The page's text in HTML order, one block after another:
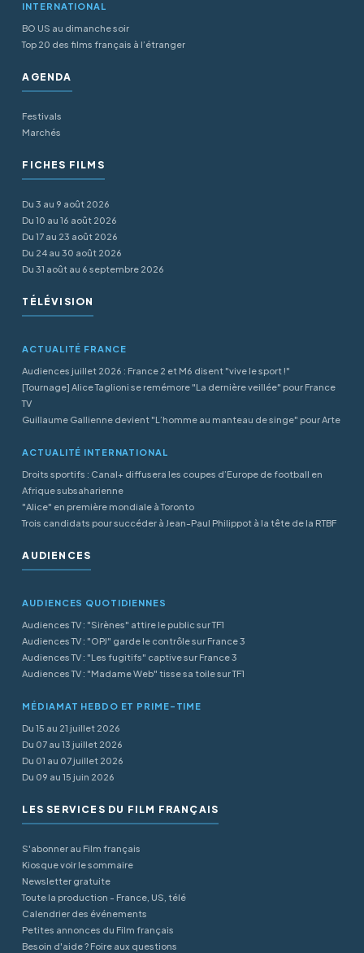
INTERNATIONAL
BO US au dimanche soir
Top 20 des films français à l’étranger
AGENDA
Festivals
Marchés
FICHES FILMS
Du 3 au 9 août 2026
Du 10 au 16 août 2026
Du 17 au 23 août 2026
Du 24 au 30 août 2026
Du 31 août au 6 septembre 2026
TÉLÉVISION
ACTUALITÉ FRANCE
Audiences juillet 2026 : France 2 et M6 disent "vive le sport !"
[Tournage] Alice Taglioni se remémore "La dernière veillée" pour France
TV
Guillaume Gallienne devient "L’homme au manteau de singe" pour Arte
ACTUALITÉ INTERNATIONAL
Droits sportifs : Canal+ diffusera les coupes d’Europe de football en
Afrique subsaharienne
"Alice" en première mondiale à Toronto
Trois candidats pour succéder à Jean-Paul Philippot à la tête de la RTBF
AUDIENCES
AUDIENCES QUOTIDIENNES
Audiences TV : "Sirènes" attire le public sur TF1
Audiences TV : "OPJ" garde le contrôle sur France 3
Audiences TV : "Les fugitifs" captive sur France 3
Audiences TV : "Madame Web" tisse sa toile sur TF1
MÉDIAMAT HEBDO ET PRIME-TIME
Du 15 au 21 juillet 2026
Du 07 au 13 juillet 2026
Du 01 au 07 juillet 2026
Du 09 au 15 juin 2026
LES SERVICES DU FILM FRANÇAIS
S'abonner au Film français
Kiosque voir le sommaire
Newsletter gratuite
Toute la production - France, US, télé
Calendrier des événements
Petites annonces du Film français
Besoin d'aide ? Foire aux questions